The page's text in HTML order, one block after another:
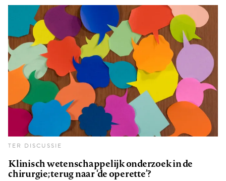
TER DISCUSSIE
Klinisch wetenschappelijk onderzoek in de
chirurgie; terug naar ‘de operette’?